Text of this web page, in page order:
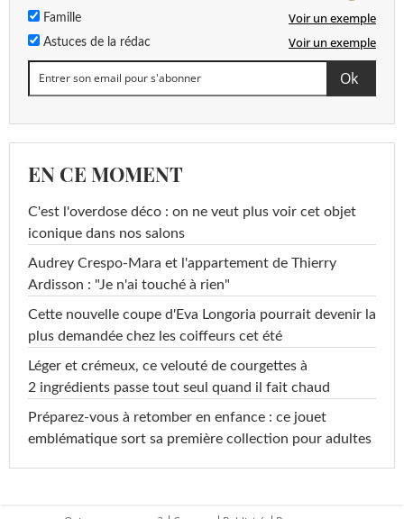
Famille Voir un exemple
Astuces de la rédac Voir un exemple
EN CE MOMENT
C'est l'overdose déco : on ne veut plus voir cet objet
iconique dans nos salons
Audrey Crespo-Mara et l'appartement de Thierry
Ardisson : "Je n'ai touché à rien"
Cette nouvelle coupe d'Eva Longoria pourrait devenir la
plus demandée chez les coiffeurs cet été
Léger et crémeux, ce velouté de courgettes à
2 ingrédients passe tout seul quand il fait chaud
Préparez-vous à retomber en enfance : ce jouet
emblématique sort sa première collection pour adultes